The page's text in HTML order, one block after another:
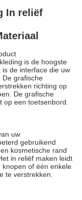
In reliëf
is de hoogste
de interface die uw
De grafische
richting op
De grafische
op een toetsenbord.
uw
gebruikend
kosmetische rand
in reliëf maken leidt
of één enkele
te verstrekken.